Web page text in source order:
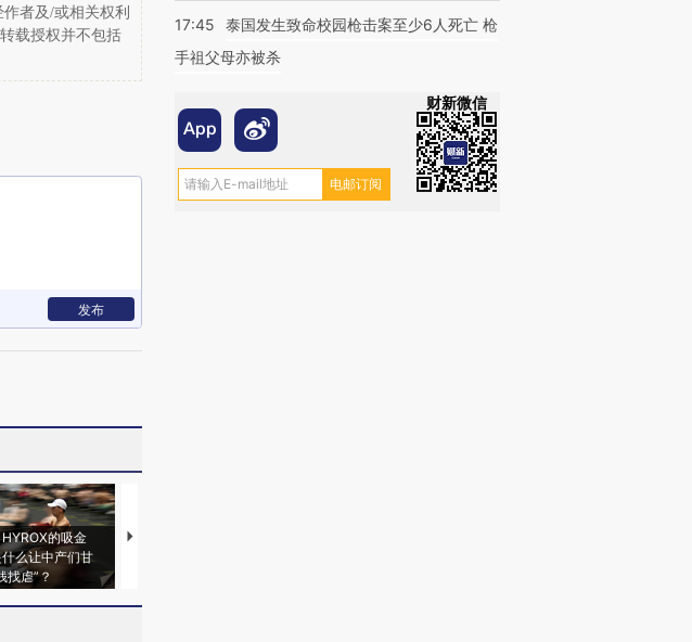
者及/或相关权利
载授权并不包括
发布
的吸金
么让中产们甘
找虐”？
马航飞行员跨国走私7万
17:45
泰国发生致命校园枪击案至少6人死亡 枪
手祖父母亦被杀
财新微信